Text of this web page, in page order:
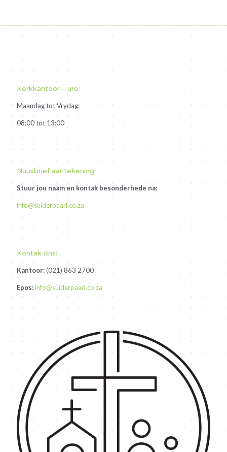
Kerkkantoor – ure:
Maandag tot Vrydag:
08:00 tot 13:00
Nuusbrief aantekening:
Stuur jou naam en kontak besonderhede na:
info@suiderpaarl.co.za
Kontak ons:
Kantoor:(021) 863 2700
Epos:info@suiderpaarl.co.za